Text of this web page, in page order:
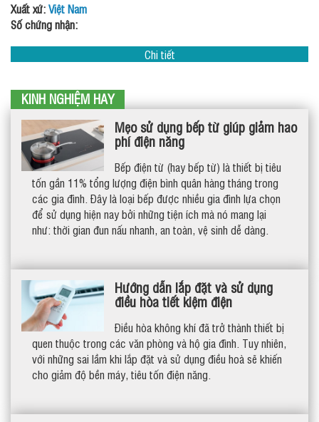
Xuất xứ:Việt Nam
Số chứng nhận:
Chi tiết
KINH NGHIỆM HAY
Mẹo sử dụng bếp từ giúp giảm hao
phí điện năng
Bếp điện từ (hay bếp từ) là thiết bị tiêu
tốn gần 11% tổng lượng điện bình quân hàng tháng trong
các gia đình. Đây là loại bếp được nhiều gia đình lựa chọn
để sử dụng hiện nay bởi những tiện ích mà nó mang lại
như: thời gian đun nấu nhanh, an toàn, vệ sinh dễ dàng.
Hướng dẫn lắp đặt và sử dụng
điều hòa tiết kiệm điện
Điều hòa không khí đã trở thành thiết bị
quen thuộc trong các văn phòng và hộ gia đình. Tuy nhiên,
với những sai lầm khi lắp đặt và sử dụng điều hoà sẽ khiến
cho giảm độ bền máy, tiêu tốn điện năng.